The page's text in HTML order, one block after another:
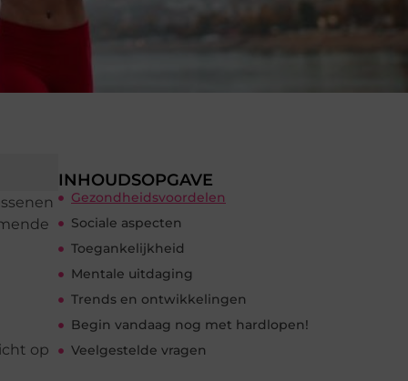
op
INHOUDSOPGAVE
Gezondheidsvoordelen
Sociale aspecten
Toegankelijkheid
Mentale uitdaging
Trends en ontwikkelingen
Begin vandaag nog met hardlopen!
Veelgestelde vragen